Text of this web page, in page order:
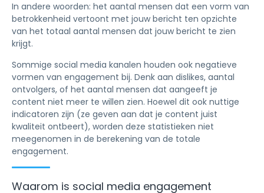
In andere woorden: het aantal mensen dat een vorm van
betrokkenheid vertoont met jouw bericht ten opzichte
van het totaal aantal mensen dat jouw bericht te zien
krijgt.
Sommige social media kanalen houden ook negatieve
vormen van engagement bij. Denk aan dislikes, aantal
ontvolgers, of het aantal mensen dat aangeeft je
content niet meer te willen zien. Hoewel dit ook nuttige
indicatoren zijn (ze geven aan dat je content juist
kwaliteit ontbeert), worden deze statistieken niet
meegenomen in de berekening van de totale
engagement.
Waarom is social media engagement